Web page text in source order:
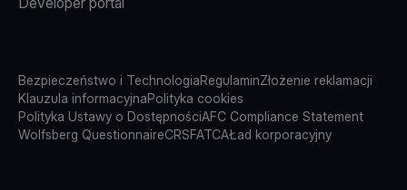
Bezpieczeństwo i TechnologiaRegulaminZłożenie reklamacji
Klauzula informacyjnaPolityka cookies
Polityka Ustawy o DostępnościAFC Compliance Statement
Wolfsberg QuestionnaireCRSFATCAŁad korporacyjny